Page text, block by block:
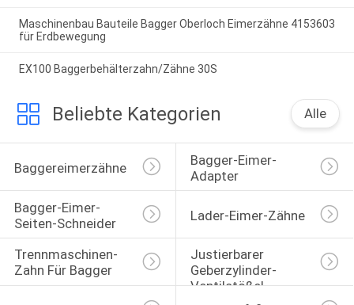
Maschinenbau Bauteile Bagger Oberloch Eimerzähne 4153603
für Erdbewegung
EX100 Baggerbehälterzahn/Zähne 30S
Beliebte Kategorien Alle
Baggereimerzähne
Bagger-Eimer-
Adapter
Bagger-Eimer-
Seiten-Schneider
Lader-Eimer-Zähne
Trennmaschinen-
Zahn Für Bagger
Justierbarer
Geberzylinder-
Ventilstößel